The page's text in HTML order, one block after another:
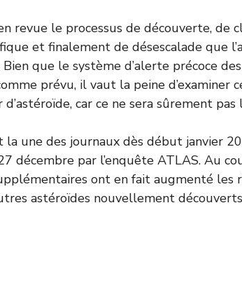
revue le processus de découverte, de
et finalement de désescalade que
que le système d’alerte précoce
prévu, il vaut la peine d’examiner
car ce ne sera sûrement pas
la une des journaux dès début janvier
décembre par l’enquête ATLAS. Au
ont en fait augmenté les
astéroïdes nouvellement